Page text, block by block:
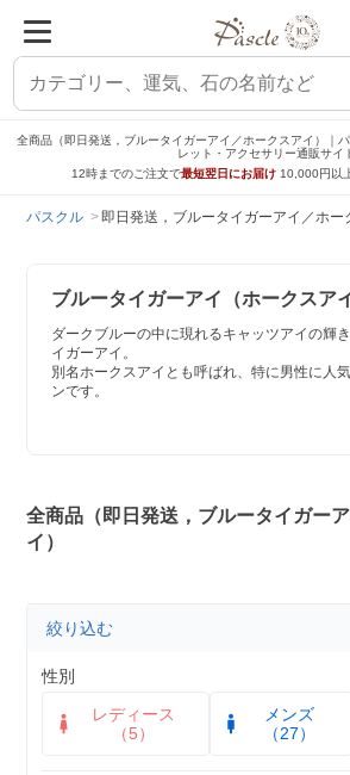
全商品（即日発送，ブルータイガーアイ／ホークスアイ）｜
レット・アクセサリー通販サイ
12時までのご注文で最短翌日にお届け 10,000円以
パスクル 即日発送，ブルータイガーアイ／ホー
ブルータイガーアイ（ホークスア
ダークブルーの中に現れるキャッツアイの輝
イガーアイ。
別名ホークスアイとも呼ばれ、特に男性に人
ンです。
全商品（即日発送，ブルータイガー
イ）
絞り込む
性別
レディース
（5）
メンズ
（27）